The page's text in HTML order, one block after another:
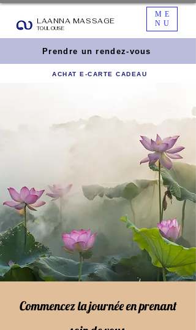
LAANNA MASSAGE
TOULOUSE
Prendre un rendez-vous
ACHAT E-CARTE CADEAU
ME
NU
Commencez la journée en prenant